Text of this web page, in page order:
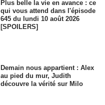
Plus belle la vie en avance : ce
qui vous attend dans l'épisode
645 du lundi 10 août 2026
[SPOILERS]
Demain nous appartient : Alex
au pied du mur, Judith
découvre la vérité sur Milo